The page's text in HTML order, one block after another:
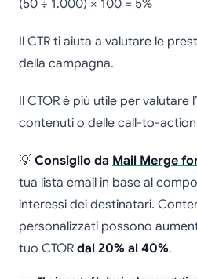
(50 ÷ 1.000) × 100 = 5%
Il CTR ti aiuta a valutare le
della campagna.
Il CTOR è più utile per valutare
contenuti o delle call-to-
💡 Consiglio da Mail Merge
tua lista email in base al
interessi dei destinatari.
personalizzati possono
tuo CTOR dal 20% al 40%.